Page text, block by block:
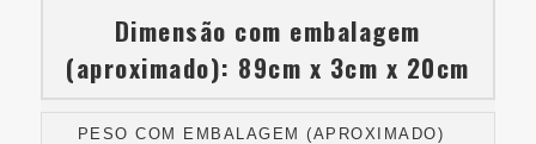
Dimensão com embalagem
(aproximado): 89cm x 3cm x 20cm
PESO COM EMBALAGEM (APROXIMADO)